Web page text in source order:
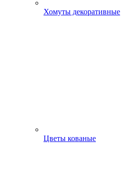
Хомуты декоративные
Цветы кованые